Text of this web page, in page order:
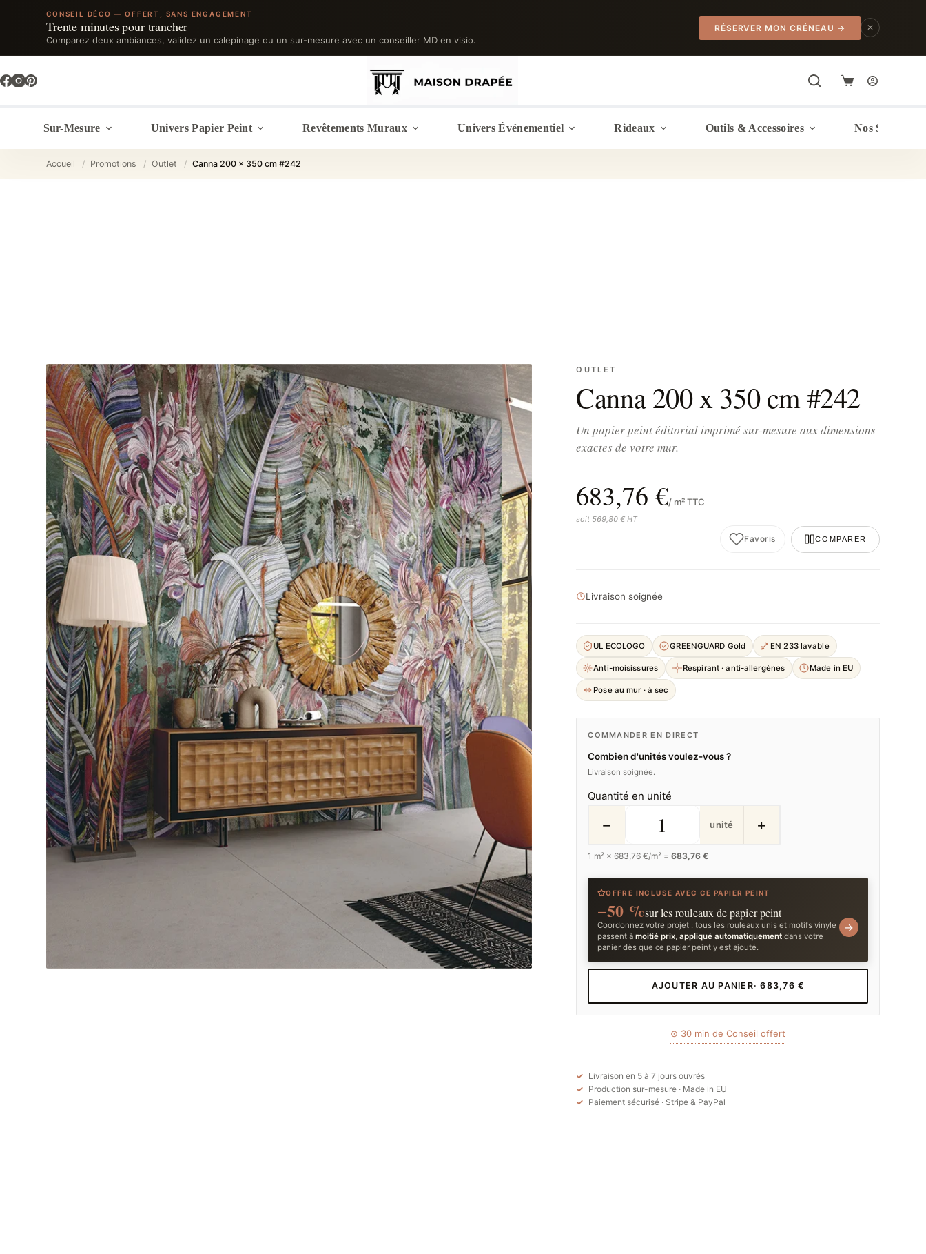
CONSEIL DÉCO — OFFERT, SANS ENGAGEMENT
Trente minutes pour trancher
Comparez deux ambiances, validez un calepinage ou un sur-mesure avec un conseiller MD en visio.
RÉSERVER MON CRÉNEAU → ✕
au
contenu
Panier
Sur-Mesure Univers Papier Peint Revêtements Muraux Univers Événementiel Rideaux Outils & Accessoires Nos Services
Accueil / Promotions / Outlet / Canna 200 x 350 cm #242
OUTLET
Canna 200 x 350 cm #242
Un papier peint éditorial imprimé sur-mesure aux dimensions
exactes de votre mur.
683,76 €/ m² TTC
soit 569,80 € HT
Favoris COMPARER
Livraison soignée
UL ECOLOGO GREENGUARD Gold EN 233 lavable
Anti-moisissures Respirant · anti-allergènes Made in EU
Pose au mur · à sec
COMMANDER EN DIRECT
Combien d'unités voulez-vous ?
Livraison soignée.
Quantité en unité
− unité +
1 m² ×683,76 €/m² =683,76 €
OFFRE INCLUSE AVEC CE PAPIER PEINT
−50 %sur les rouleaux de papier peint
Coordonnez votre projet : tous les rouleaux unis et motifs vinyle
passent àmoitié prix ,appliqué automatiquement dans votre
panier dès que ce papier peint y est ajouté.
→
AJOUTER AU PANIER· 683,76 €
⊙ 30 min de Conseil offert
Livraison en 5 à 7 jours ouvrés
Production sur-mesure · Made in EU
Paiement sécurisé · Stripe & PayPal